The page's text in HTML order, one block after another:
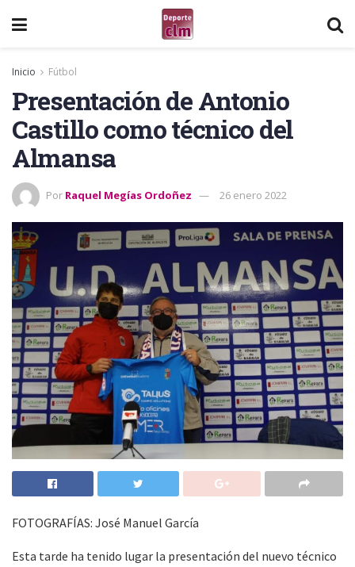
Inicio Fútbol
Presentación de Antonio
Castillo como técnico del
Almansa
Por Raquel Megías Ordoñez 26 enero 2022
FOTOGRAFÍAS: José Manuel García
Esta tarde ha tenido lugar la presentación del nuevo técnico